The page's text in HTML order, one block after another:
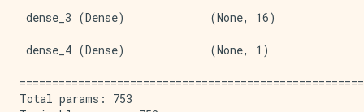
dense_3 (Dense)             (None, 16)
dense_4 (Dense)             (None, 1)
Total params: 753